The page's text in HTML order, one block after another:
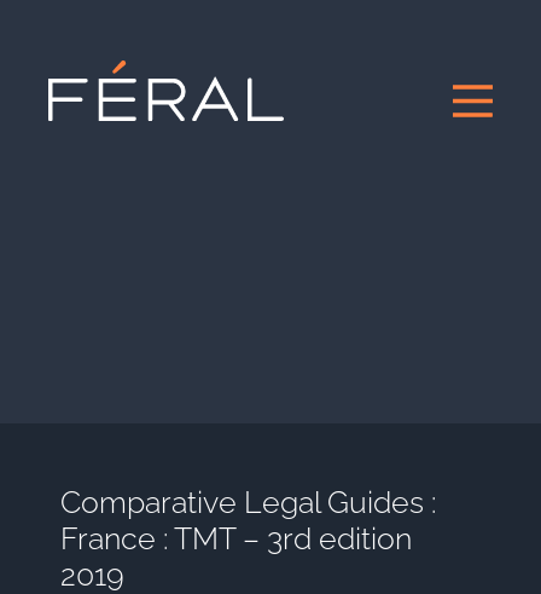
Comparative Legal Guides :
France : TMT – 3rd edition
2019